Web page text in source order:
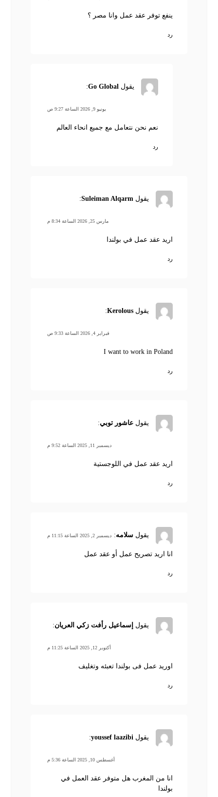
ينفع توفر عقد عمل وانا مصر ؟
رد
يقول Go Global
:
يونيو 9, 2026 الساعة 9:27 ص
نعم نحن نتعامل مع جميع انحاء العالم
رد
يقول Suleiman Alqarm
:
مارس 25, 2026 الساعة 8:34 م
اريد عقد عمل في بولندا
رد
يقول Kerolous
:
فبراير 4, 2026 الساعة 9:33 ص
I want to work in Poland
رد
يقول عاشور توبي:
ديسمبر 11, 2025 الساعة 9:52 م
اريد عقد عمل في اللوجستية
رد
يقول سلامه: ديسمبر 2, 2025 الساعة 11:15 م
انا اريد تصريح عمل أو عقد عمل
رد
يقول إسماعيل رأفت زكي العريان:
أكتوبر 12, 2025 الساعة 11:25 م
اوريد عمل فى بولندا تعبئه وتغليف
رد
يقول youssef laazibi
:
أغسطس 10, 2025 الساعة 5:36 م
انا من المغرب هل متوفر عقد العمل في
بولندا